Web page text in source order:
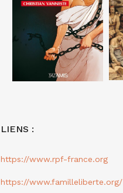
LIENS :
https://www.rpf-france.org
https://www.familleliberte.org/